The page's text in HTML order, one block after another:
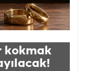
kokmak